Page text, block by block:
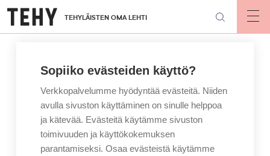
Hyppää
pääsisältöön
TEHYLÄISTEN OMA LEHTI
Sopiiko evästeiden käyttö?
Verkkopalvelumme hyödyntää evästeitä. Niiden
avulla sivuston käyttäminen on sinulle helppoa
ja kätevää. Evästeitä käytämme sivuston
toimivuuden ja käyttökokemuksen
parantamiseksi. Osaa evästeistä käytämme